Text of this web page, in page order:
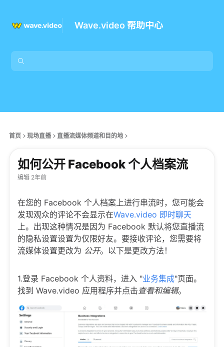
Wave.video 帮助中心
首页 现场直播 直播流媒体频道和目的地
如何公开 Facebook 个人档案流
编辑 2年前
在您的 Facebook 个人档案上进行串流时，您可能会
发现观众的评论不会显示在Wave.video 即时聊天
上。出现这种情况是因为 Facebook 默认将您直播流
的隐私设置设置为仅限好友。要接收评论，您需要将
流媒体设置更改为 公开。以下是更改方法！
1.登录 Facebook 个人资料，进入 "业务集成"页面。
找到 Wave.video 应用程序并点击查看和编辑。